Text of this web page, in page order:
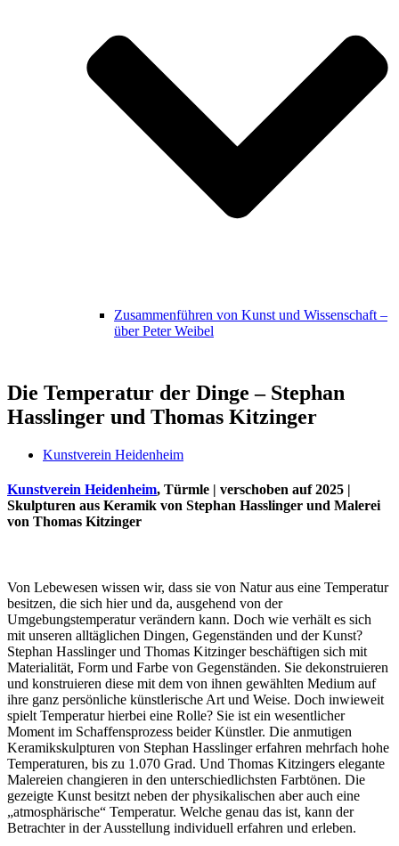
Zusammenführen von Kunst und Wissenschaft –
über Peter Weibel
Uli Rothfuss
Harald Schwiers
Die Temperatur der Dinge – Stephan
Hasslinger und Thomas Kitzinger
Kunstverein Heidenheim
Kunstverein Heidenheim, Türmle | verschoben auf 2025 |
Skulpturen aus Keramik von Stephan Hasslinger und Malerei
von Thomas Kitzinger
Von Lebewesen wissen wir, dass sie von Natur aus eine Temperatur
besitzen, die sich hier und da, ausgehend von der
Umgebungstemperatur verändern kann. Doch wie verhält es sich
mit unseren alltäglichen Dingen, Gegenständen und der Kunst?
Stephan Hasslinger und Thomas Kitzinger beschäftigen sich mit
Materialität, Form und Farbe von Gegenständen. Sie dekonstruieren
und konstruieren diese mit dem von ihnen gewählten Medium auf
ihre ganz persönliche künstlerische Art und Weise. Doch inwieweit
spielt Temperatur hierbei eine Rolle? Sie ist ein wesentlicher
Moment im Schaffensprozess beider Künstler. Die anmutigen
Keramikskulpturen von Stephan Hasslinger erfahren mehrfach hohe
Temperaturen, bis zu 1.070 Grad. Und Thomas Kitzingers elegante
Malereien changieren in den unterschiedlichsten Farbtönen. Die
gezeigte Kunst besitzt neben der physikalischen aber auch eine
„atmosphärische“ Temperatur. Welche genau das ist, kann der
Betrachter in der Ausstellung individuell erfahren und erleben.